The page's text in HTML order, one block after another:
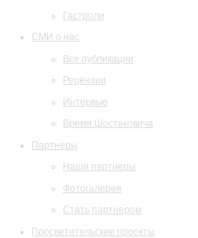
Гастроли
СМИ о нас
Все публикации
Рецензии
Интервью
Время Шостаковича
Партнеры
Наши партнеры
Фотогалерея
Стать партнером
Просветительские проекты